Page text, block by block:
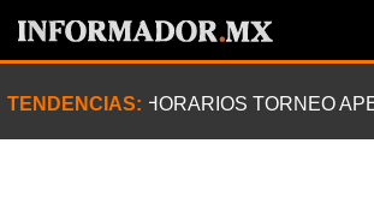
TENDENCIAS: HORARIOS TORNEO